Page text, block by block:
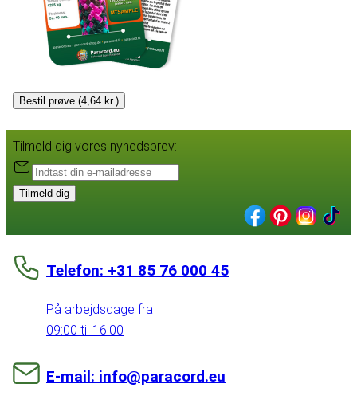
Bestil prøve (4,64 kr.)
Tilmeld dig vores nyhedsbrev:
Tilmeld dig
Telefon: +31 85 76 000 45
På arbejdsdage fra
09:00 til 16:00
E-mail: info@paracord.eu